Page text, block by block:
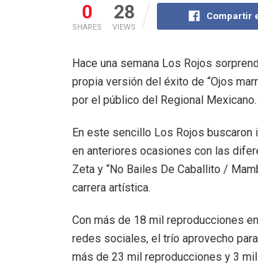
0
SHARES
28
VIEWS
Compartir
Hace una semana Los Rojos
propia versión del éxito de “Ojos
por el público del Regional Mexicano.
En este sencillo Los Rojos
en anteriores ocasiones con las
Zeta y “No Bailes De Caballito /
carrera artística.
Con más de 18 mil reproducciones
redes sociales, el trío aprovecho
más de 23 mil reproducciones y 3